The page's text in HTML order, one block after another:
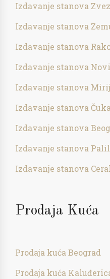
Izdavanje stanova
Izdavanje stanova
Izdavanje stanova
Izdavanje stanova
Izdavanje stanova
Izdavanje stanova
Izdavanje stanova
Izdavanje stanova
Izdavanje stanova
Prodaja Kuća
Prodaja kuća Beograd
Prodaja kuća